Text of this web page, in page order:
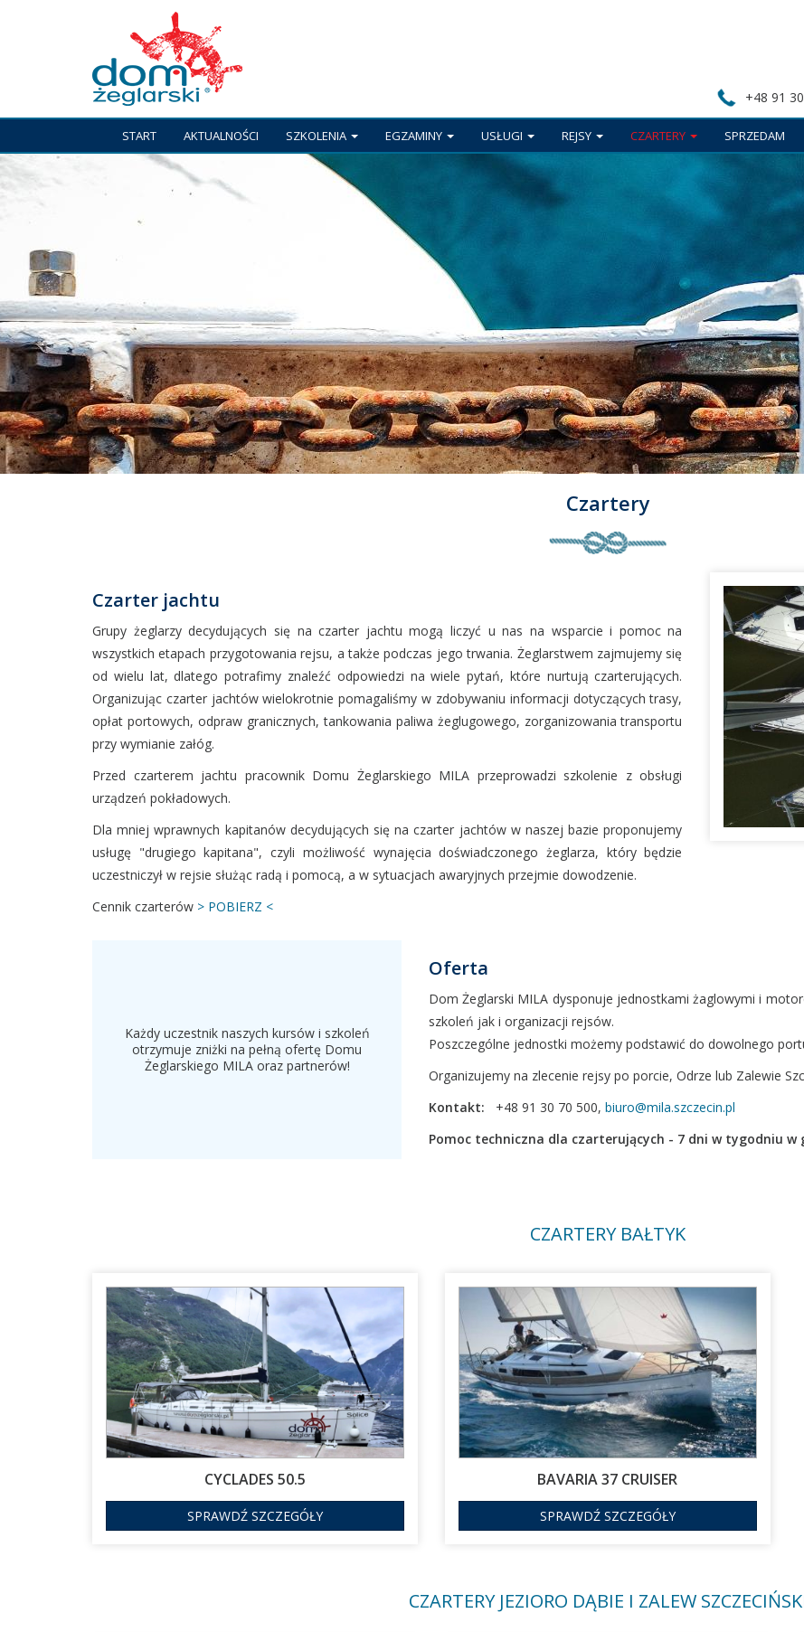
+48 91
START AKTUALNOŚCI SZKOLENIA EGZAMINY USŁUGI REJSY CZARTERY SPRZEDAM
Czartery
Czarter jachtu
Grupy żeglarzy decydujących się na czarter jachtu mogą liczyć u nas na wsparcie i pomoc na
wszystkich etapach przygotowania rejsu, a także podczas jego trwania. Żeglarstwem zajmujemy się
od wielu lat, dlatego potrafimy znaleźć odpowiedzi na wiele pytań, które nurtują czarterujących.
Organizując czarter jachtów wielokrotnie pomagaliśmy w zdobywaniu informacji dotyczących trasy,
opłat portowych, odpraw granicznych, tankowania paliwa żeglugowego, zorganizowania transportu
przy wymianie załóg.
Przed czarterem jachtu pracownik Domu Żeglarskiego MILA przeprowadzi szkolenie z obsługi
urządzeń pokładowych.
Dla mniej wprawnych kapitanów decydujących się na czarter jachtów w naszej bazie proponujemy
usługę "drugiego kapitana", czyli możliwość wynajęcia doświadczonego żeglarza, który będzie
uczestniczył w rejsie służąc radą i pomocą, a w sytuacjach awaryjnych przejmie dowodzenie.
Cennik czarterów > POBIERZ <
Każdy uczestnik naszych kursów i szkoleń
otrzymuje zniżki na pełną ofertę Domu
Żeglarskiego MILA oraz partnerów!
Oferta
Dom Żeglarski MILA dysponuje jednostkami żaglowymi i
szkoleń jak i organizacji rejsów.
Poszczególne jednostki możemy podstawić do dowolnego
Organizujemy na zlecenie rejsy po porcie, Odrze lub Zalewie
Kontakt: +48 91 30 70 500, biuro@mila.szczecin.pl
Pomoc techniczna dla czarterujących - 7 dni w tygodniu w
CZARTERY BAŁTYK
CYCLADES 50.5
SPRAWDŹ SZCZEGÓŁY
BAVARIA 37 CRUISER
SPRAWDŹ SZCZEGÓŁY
CZARTERY JEZIORO DĄBIE I ZALEW